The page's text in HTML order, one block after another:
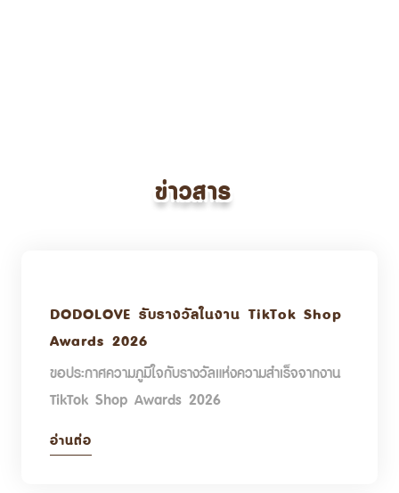
ข่าวสาร
DODOLOVE รับรางวัลในงาน TikTok Shop
Awards 2026
ขอประกาศความภูมิใจกับรางวัลแห่งความสำเร็จจากงาน
TikTok Shop Awards 2026
อ่านต่อ